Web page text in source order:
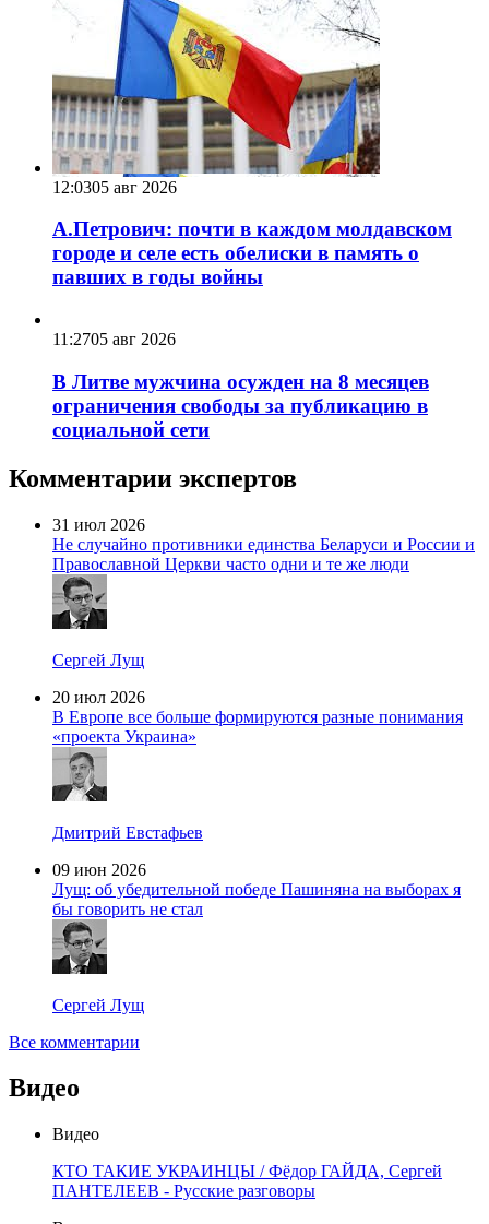
12:0305 авг 2026
А.Петрович: почти в каждом молдавском
городе и селе есть обелиски в память о
павших в годы войны
11:2705 авг 2026
В Литве мужчина осужден на 8 месяцев
ограничения свободы за публикацию в
социальной сети
Комментарии экспертов
31 июл 2026
Не случайно противники единства Беларуси и России и
Православной Церкви часто одни и те же люди
Сергей Лущ
20 июл 2026
В Европе все больше формируются разные понимания
«проекта Украина»
Дмитрий Евстафьев
09 июн 2026
Лущ: об убедительной победе Пашиняна на выборах я
бы говорить не стал
Сергей Лущ
Все комментарии
Видео
Видео
КТО ТАКИЕ УКРАИНЦЫ / Фёдор ГАЙДА, Сергей
ПАНТЕЛЕЕВ - Русские разговоры